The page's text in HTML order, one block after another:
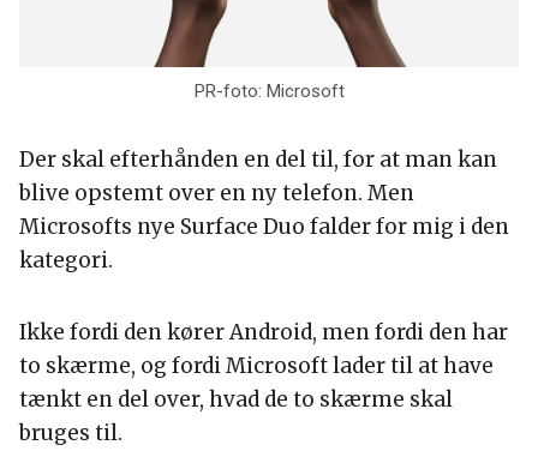
PR-foto: Microsoft
Der skal efterhånden en del til, for at man kan
blive opstemt over en ny telefon. Men
Microsofts nye Surface Duo falder for mig i den
kategori.
Ikke fordi den kører Android, men fordi den har
to skærme, og fordi Microsoft lader til at have
tænkt en del over, hvad de to skærme skal
bruges til.